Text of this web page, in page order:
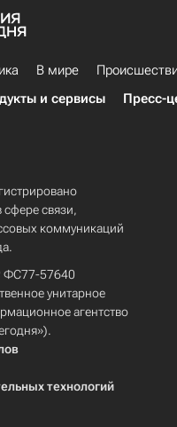
В мире
и сервисы Пресс-
связи,
коммуникаций
ФС77-57640
унитарное
агентство
технологий